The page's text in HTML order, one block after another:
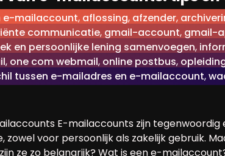
e-mailaccount, aflossing, afzender,
communicatie, gmail-account, gmail-
en persoonlijke lening samenvoegen,
, one com webmail, online postbus,
tussen e-mailadres en e-mailaccount,
E-mailaccounts zijn tegenwoordig
voor persoonlijk als zakelijk gebruik.
ze zo belangrijk? Wat is een e-